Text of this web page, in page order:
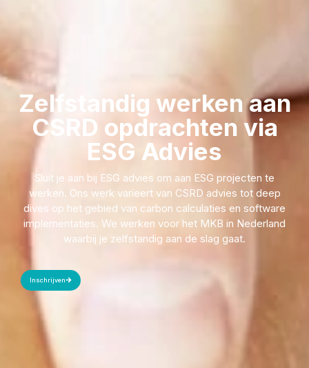
Zelfstandig werken aan
CSRD opdrachten via
ESG Advies
Sluit je aan bij ESG advies om aan ESG projecten te
werken. Ons werk varieert van CSRD advies tot deep
dives op het gebied van carbon calculaties en software
implementaties. We werken voor het MKB in Nederland
waarbij je zelfstandig aan de slag gaat.
Inschrijven